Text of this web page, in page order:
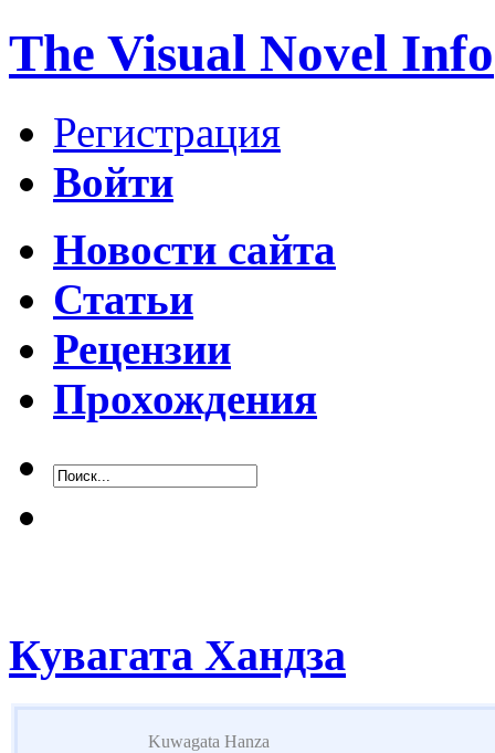
The Visual Novel Info
Регистрация
Войти
Новости сайта
Статьи
Рецензии
Прохождения
Кувагата Хандза
Kuwagata Hanza